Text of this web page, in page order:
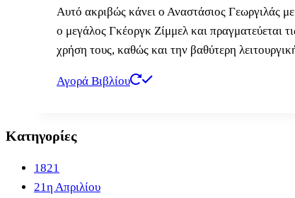
Αυτό ακριβώς κάνει ο Αναστάσιος Γεωργιλάς
ο μεγάλος Γκέοργκ Ζίμμελ και πραγματεύεται
χρήση τους, καθώς και την βαθύτερη
Αγορά Βιβλίου
Κατηγορίες
1821
21η Απριλίου